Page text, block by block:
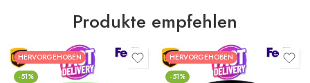
Produkte empfehlen
HERVORGEHOBEN
-51%
HERVORGEHOBEN
-51%